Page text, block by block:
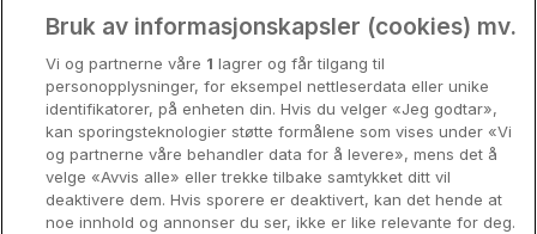
Oslo
Stavanger
Bergen
Utforsk Norden
Om Coop HotellKupp
Bruk av informasjonskapsler (cookies) mv.
Vi og partnerne våre 1 lagrer og får tilgang til
personopplysninger, for eksempel nettleserdata eller unike
identifikatorer, på enheten din. Hvis du velger «Jeg godtar»,
kan sporingsteknologier støtte formålene som vises under «Vi
og partnerne våre behandler data for å levere», mens det å
velge «Avvis alle» eller trekke tilbake samtykket ditt vil
deaktivere dem. Hvis sporere er deaktivert, kan det hende at
noe innhold og annonser du ser, ikke er like relevante for deg.